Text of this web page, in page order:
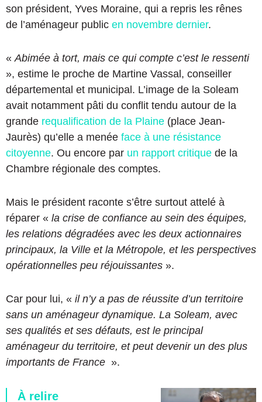
son président, Yves Moraine, qui a repris les rênes
de l’aménageur public en novembre dernier.
«Abimée à tort, mais ce qui compte c’est le ressenti
», estime le proche de Martine Vassal, conseiller
départemental et municipal. L’image de la Soleam
avait notamment pâti du conflit tendu autour de la
grande requalification de la Plaine (place Jean-
Jaurès) qu’elle a menée face à une résistance
citoyenne. Ou encore par un rapport critique de la
Chambre régionale des comptes.
Mais le président raconte s’être surtout attelé à
réparer « la crise de confiance au sein des équipes,
les relations dégradées avec les deux actionnaires
principaux, la Ville et la Métropole, et les perspectives
opérationnelles peu réjouissantes ».
Car pour lui, « il n’y a pas de réussite d’un territoire
sans un aménageur dynamique. La Soleam, avec
ses qualités et ses défauts, est le principal
aménageur du territoire, et peut devenir un des plus
importants de France ».
À relire